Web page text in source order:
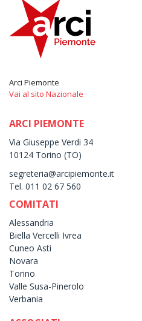
Arci Piemonte
Vai al sito Nazionale
ARCI PIEMONTE
Via Giuseppe Verdi 34
10124 Torino (TO)
segreteria@arcipiemonte.it
Tel. 011 02 67 560
COMITATI
Alessandria
Biella Vercelli Ivrea
Cuneo Asti
Novara
Torino
Valle Susa-Pinerolo
Verbania